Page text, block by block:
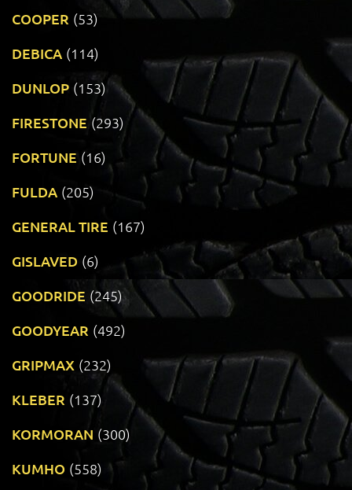
COOPER (53)
DEBICA (114)
DUNLOP (153)
FIRESTONE (293)
FORTUNE (16)
FULDA (205)
GENERAL TIRE (167)
GISLAVED (6)
GOODRIDE (245)
GOODYEAR (492)
GRIPMAX (232)
KLEBER (137)
KORMORAN (300)
KUMHO (558)